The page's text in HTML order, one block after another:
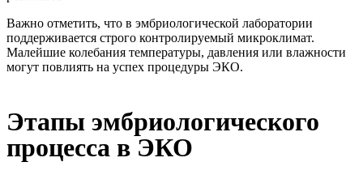
Важно отметить, что в эмбриологической лаборатории
поддерживается строго контролируемый микроклимат.
Малейшие колебания температуры, давления или влажности
могут повлиять на успех процедуры ЭКО.
Этапы эмбриологического
процесса в ЭКО